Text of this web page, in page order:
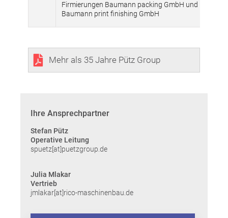
Firmierungen Baumann packing GmbH und
Baumann print finishing GmbH
Mehr als 35 Jahre Pütz Group
Ihre Ansprechpartner
Stefan Pütz
Operative Leitung
spuetz[at]puetzgroup.de
Julia Mlakar
Vertrieb
jmlakar[at]rico-maschinenbau.de